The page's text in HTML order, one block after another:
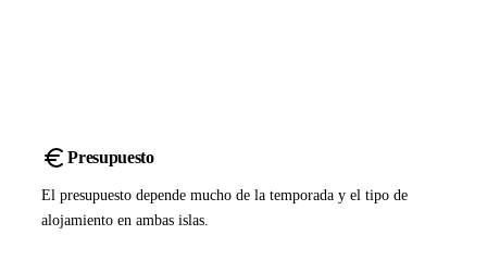
Presupuesto
El presupuesto depende mucho de la temporada y el tipo de
alojamiento en ambas islas.